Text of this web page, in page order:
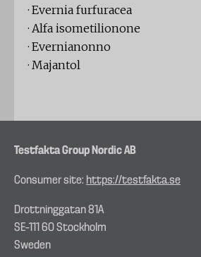
· Evernia furfuracea
· Alfa isometilionone
· Evernianonno
· Majantol
Testfakta Group Nordic AB
Consumer site: https://testfakta.se
Drottninggatan 81A
SE–111 60 Stockholm
Sweden